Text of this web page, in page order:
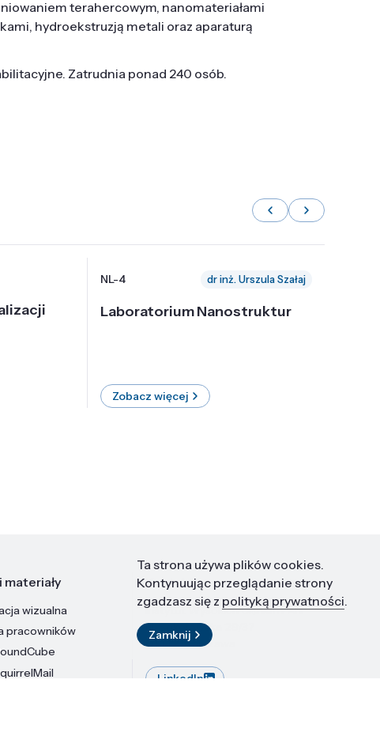
terahercowym, nanomateriałami
hydroekstruzją metali oraz aparaturą
Zatrudnia ponad 240 osób.
NL-4 dr inż. Urszula Szałaj
Laboratorium Nanostruktur
Zobacz więcej
materiały
wizualna
pracowników
Kontakt
Instytut Wysokich Ciśnień PAN
ul. Sokołowska 29/37
01-142 Warszawa
LinkedIn
Ta strona używa plików cookies.
Kontynuując przeglądanie strony
zgadzasz się z polityką prywatności.
Zamknij